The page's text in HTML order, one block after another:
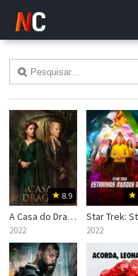
8.9
A Casa do Dragão (House of the Dragon)
2022 2022